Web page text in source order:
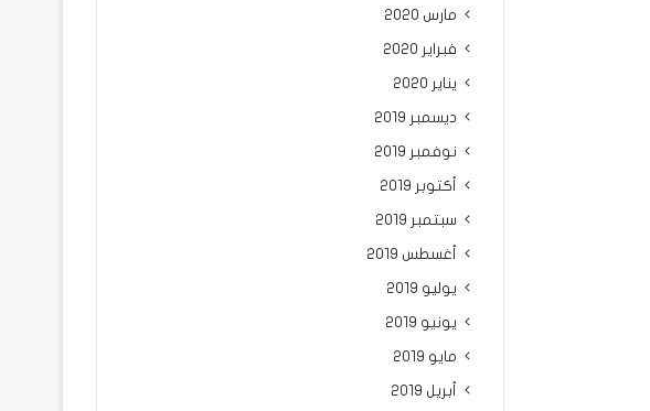
مارس 2020
فبراير 2020
يناير 2020
ديسمبر 2019
نوفمبر 2019
أكتوبر 2019
سبتمبر 2019
أغسطس 2019
يوليو 2019
يونيو 2019
مايو 2019
أبريل 2019